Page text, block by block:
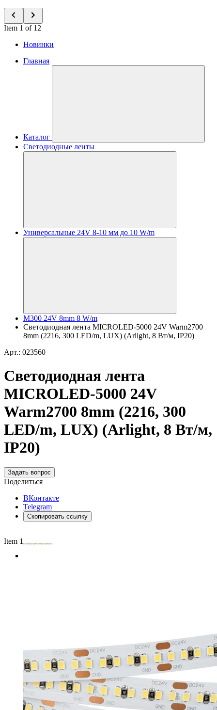
Item 1 of 12
Новинки
Главная
Каталог
Светодиодные ленты
Универсальные 24V 8-10 мм до 10 W/m
M300 24V 8mm 8 W/m
Светодиодная лента MICROLED-5000 24V Warm2700
8mm (2216, 300 LED/m, LUX) (Arlight, 8 Вт/м, IP20)
Арт.: 023560
Светодиодная лента
MICROLED-5000 24V
Warm2700 8mm (2216, 300
LED/m, LUX) (Arlight, 8 Вт/м,
IP20)
Задать вопрос
Поделиться
ВКонтакте
Telegram
Скопировать ссылку
Item 1 of 4